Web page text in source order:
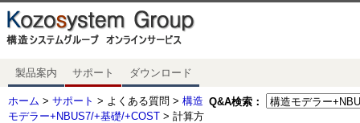
製品案内 サポート ダウンロード
Q&A検索：
ホーム > サポート > よくある質問 > 構造
モデラー+NBUS7/+基礎/+COST > 計算方